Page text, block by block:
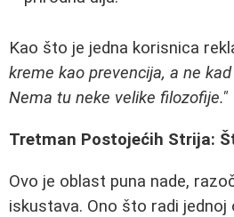
Kao što je jedna korisnica
kreme kao prevencija, a ne
Nema tu neke velike filozofije."
Tretman Postojećih Strija:
Ovo je oblast puna nade,
iskustava. Ono što radi jednoj